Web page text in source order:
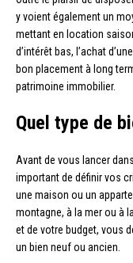
y voient également un
mettant en location
d’intérêt bas, l’achat
bon placement à long
patrimoine immobilier.
Quel type de
Avant de vous lancer
important de définir vos
une maison ou un
montagne, à la mer ou à
et de votre budget, vous
un bien neuf ou ancien.